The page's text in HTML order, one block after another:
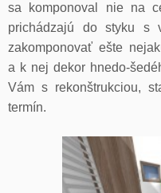
sa komponoval nie na
prichádzajú do styku s
zakomponovať ešte
a k nej dekor hnedo-
Vám s rekonštrukciou,
termín.